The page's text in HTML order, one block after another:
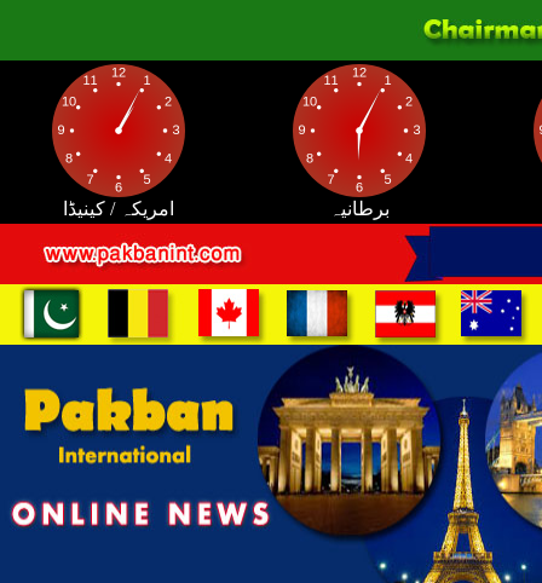
امریکہ / کینیڈا برطانیہ